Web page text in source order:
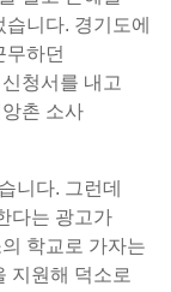
니다. 경기도에
무하던
청서를 내고
촌 소사
니다. 그런데
다는 광고가
학교로 가자는
지원해 덕소로